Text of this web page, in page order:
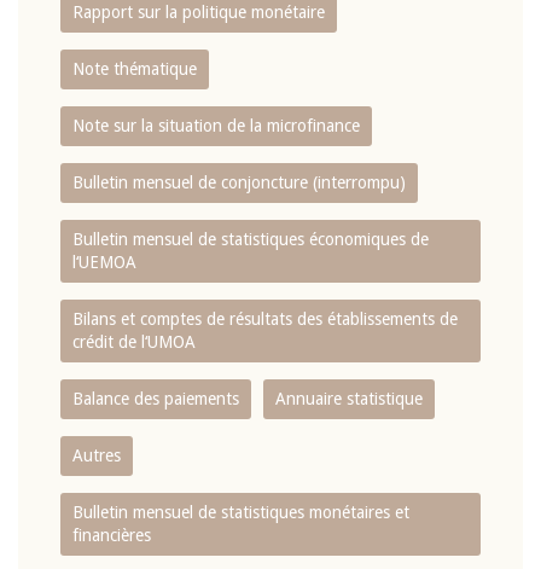
Rapport sur la politique monétaire
Note thématique
Note sur la situation de la microfinance
Bulletin mensuel de conjoncture (interrompu)
Bulletin mensuel de statistiques économiques de
l‘UEMOA
Bilans et comptes de résultats des établissements de
crédit de l‘UMOA
Balance des paiements Annuaire statistique
Autres
Bulletin mensuel de statistiques monétaires et
financières